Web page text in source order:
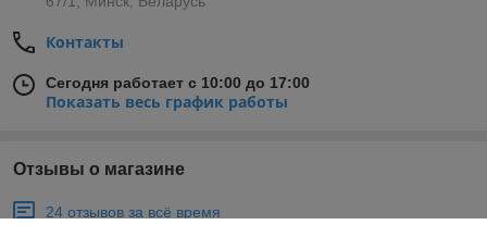
Контакты
Сегодня работает с 10:00 до 17:00
Показать весь график работы
Отзывы о магазине
24 отзывов за всё время